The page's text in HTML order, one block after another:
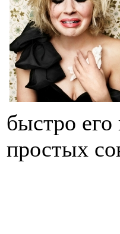
быстро его
простых